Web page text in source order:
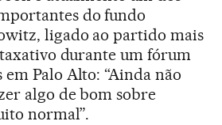
do fundo
ligado ao partido mais
durante um fórum
Palo Alto: “Ainda não
algo de bom sobre
normal”.